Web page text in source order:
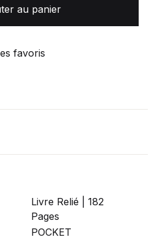
au panier
favoris
Livre Relié | 182
Pages
POCKET